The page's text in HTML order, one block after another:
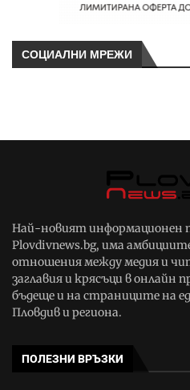
СОЦИАЛНИ МРЕЖИ
Най-новият информационен
Plovdivnews.bg, има
отношения между медия и
заглавия и крясъци в онлайн
бъдеще и на страниците на
Пловдив и региона.
ПОЛЕЗНИ ВРЪЗКИ